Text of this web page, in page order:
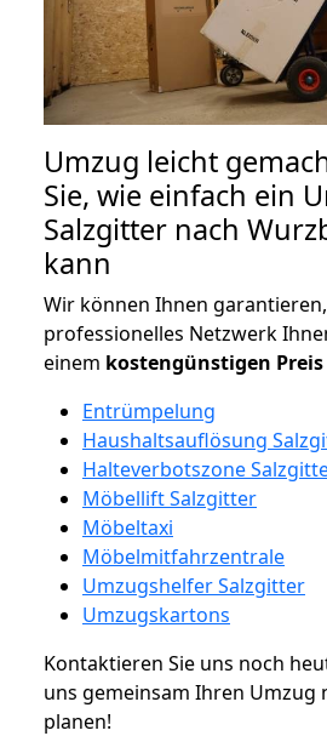
Umzug leicht
Sie, wie einfach ein
Salzgitter nach
kann
Wir können Ihnen
professionelles Netzwerk
einem kostengünstigen Preis
Entrümpelung
Haushaltsauflösung
Halteverbotszone
Möbellift Salzgitter
Möbeltaxi
Möbelmitfahrzentrale
Umzugshelfer Salzgitter
Umzugskartons
Kontaktieren Sie uns noch
uns gemeinsam Ihren Umzug
planen!